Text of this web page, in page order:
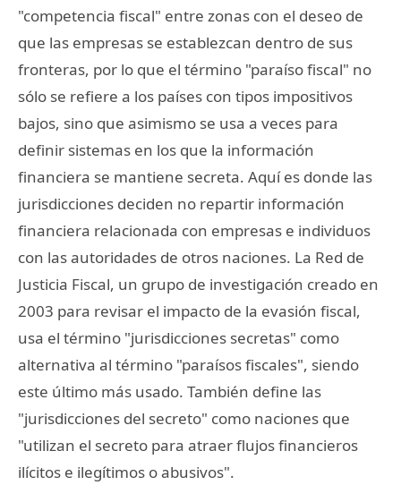
"competencia fiscal" entre zonas con el deseo de
que las empresas se establezcan dentro de sus
fronteras, por lo que el término "paraíso fiscal" no
sólo se refiere a los países con tipos impositivos
bajos, sino que asimismo se usa a veces para
definir sistemas en los que la información
financiera se mantiene secreta. Aquí es donde las
jurisdicciones deciden no repartir información
financiera relacionada con empresas e individuos
con las autoridades de otros naciones. La Red de
Justicia Fiscal, un grupo de investigación creado en
2003 para revisar el impacto de la evasión fiscal,
usa el término "jurisdicciones secretas" como
alternativa al término "paraísos fiscales", siendo
este último más usado. También define las
"jurisdicciones del secreto" como naciones que
"utilizan el secreto para atraer flujos financieros
ilícitos e ilegítimos o abusivos".